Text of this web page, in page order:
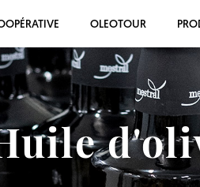
OLEOTOUR